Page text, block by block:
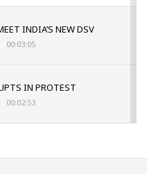
INDIA’S NEW DSV
00:03:05
IN PROTEST
00:02:53
Sagar